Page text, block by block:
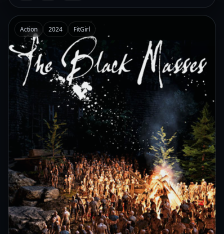
Action 2024 FitGirl